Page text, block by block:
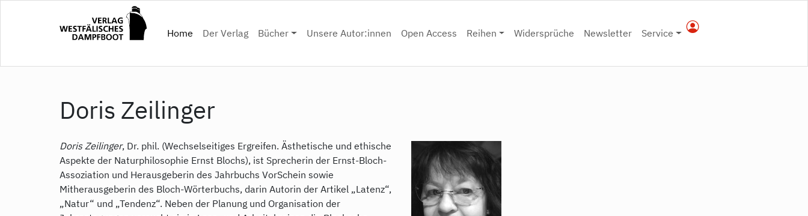
Home(current)
Der Verlag Bücher Unsere Autor:innen Open Access Reihen Widersprüche Newsletter Service
Doris Zeilinger
Doris Zeilinger, Dr. phil. (Wechselseitiges Ergreifen. Ästhetische und ethische
Aspekte der Naturphilosophie Ernst Blochs), ist Sprecherin der Ernst-Bloch-
Assoziation und Herausgeberin des Jahrbuchs VorSchein sowie
Mitherausgeberin des Bloch-Wörterbuchs, darin Autorin der Artikel „Latenz“,
„Natur“ und „Tendenz“. Neben der Planung und Organisation der